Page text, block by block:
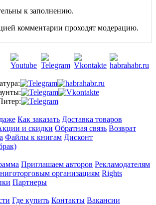
к заполнению.
комментарии проходят модерацию.
Как заказать Доставка товаров
и скидки Обратная связь Возврат
Файлы к книгам Дисконт
Приглашаем авторов Рекламодателям
организациям Rights
Партнеры
Где купить Контакты Вакансии